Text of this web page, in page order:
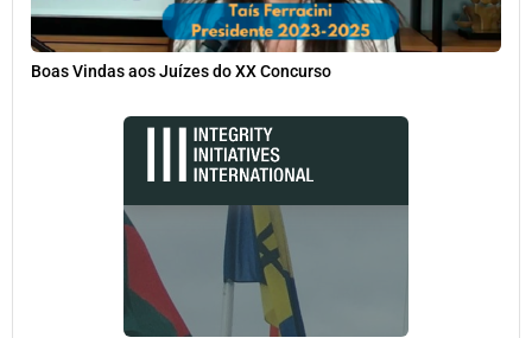
Boas Vindas aos Juízes do XX Concurso